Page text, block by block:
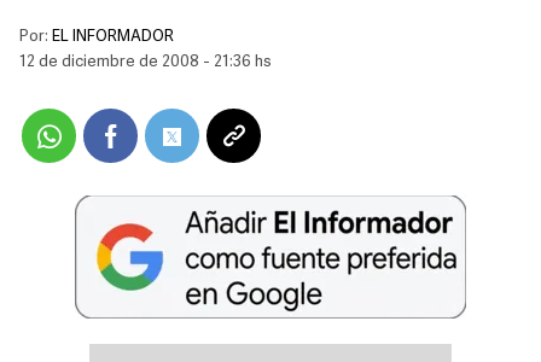
Por: EL INFORMADOR
12 de diciembre de 2008 - 21:36 hs